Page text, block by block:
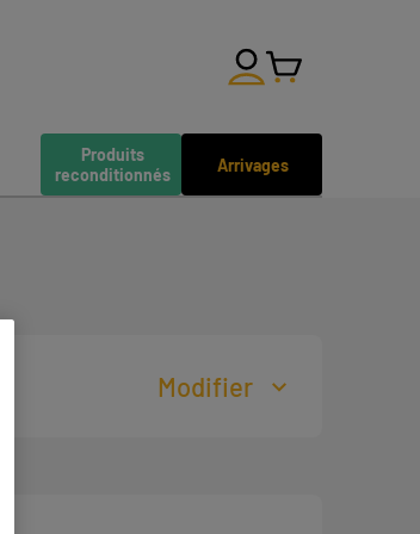
Arrivages
Produits
reconditionnés
Modifier